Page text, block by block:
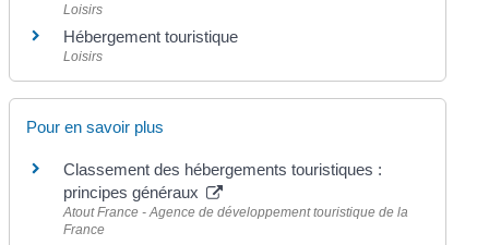
Loisirs
Hébergement touristique
Loisirs
Pour en savoir plus
Classement des hébergements touristiques :
principes généraux
Atout France - Agence de développement touristique de la
France